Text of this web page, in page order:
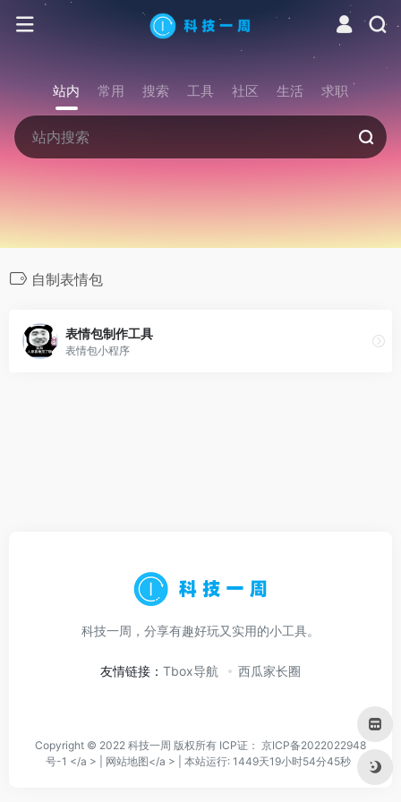
站内 常用 搜索 工具 社区 生活 求职
自制表情包
表情包制作工具
表情包小程序
科技一周，分享有趣好玩又实用的小工具。
友情链接： Tbox导航 西瓜家长圈
Copyright © 2022 科技一周 版权所有 ICP证： 京ICP备2022022948
号-1 </a > | 网站地图</a > | 本站运行: 1449天19小时54分45秒